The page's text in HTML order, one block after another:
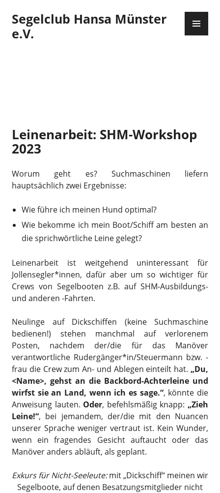
Inhalt
springen
Segelclub Hansa Münster
e.V.
Leinenarbeit: SHM-Workshop
2023
Worum geht es? Suchmaschinen liefern
hauptsächlich zwei Ergebnisse:
Wie führe ich meinen Hund optimal?
Wie bekomme ich mein Boot/Schiff am besten an
die sprichwörtliche Leine gelegt?
Leinenarbeit ist weitgehend uninteressant für
Jollensegler*innen, dafür aber um so wichtiger für
Crews von Segelbooten z.B. auf SHM-Ausbildungs-
und anderen -Fahrten.
Neulinge auf Dickschiffen (keine Suchmaschine
bedienen!) stehen manchmal auf verlorenem
Posten, nachdem der/die für das Manöver
verantwortliche Rudergänger*in/Steuermann bzw. -
frau die Crew zum An- und Ablegen einteilt hat. „Du,
<Name>, gehst an die Backbord-Achterleine und
wirfst sie an Land, wenn ich es sage.“, könnte die
Anweisung lauten. Oder, befehlsmäßig knapp: „Zieh
Leine!“, bei jemandem, der/die mit den Nuancen
unserer Sprache weniger vertraut ist. Kein Wunder,
wenn ein fragendes Gesicht auftaucht oder das
Manöver anders abläuft, als geplant.
Exkurs für Nicht-Seeleute:mit „Dickschiff“ meinen wir
Segelboote, auf denen Besatzungsmitglieder nicht